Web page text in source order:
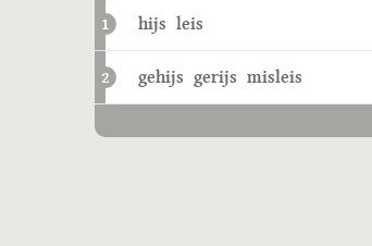
1 hijs leis
2 gehijs gerijs misleis